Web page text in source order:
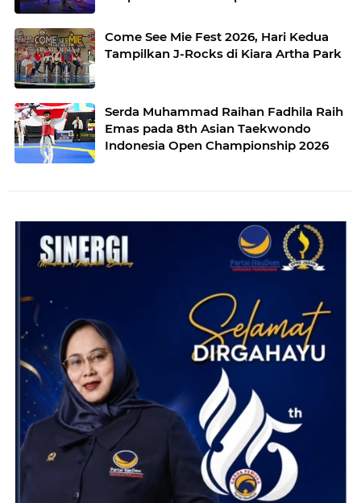
Come See Mie Fest 2026, Hari Kedua
Tampilkan J-Rocks di Kiara Artha Park
Serda Muhammad Raihan Fadhila Raih
Emas pada 8th Asian Taekwondo
Indonesia Open Championship 2026